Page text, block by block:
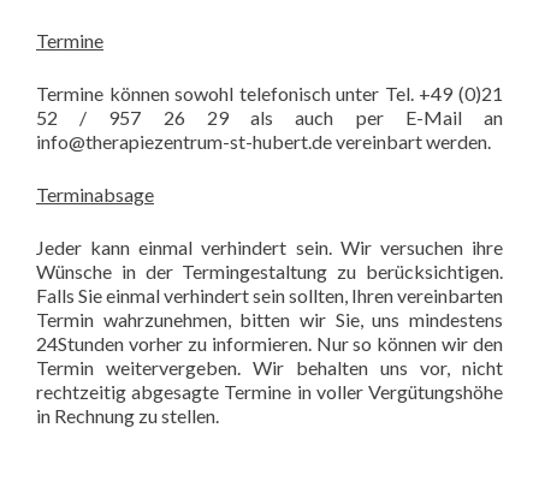
Termine
Termine können sowohl telefonisch unter Tel. +49 (0)21
52 / 957 26 29 als auch per E-Mail an
info@therapiezentrum-st-hubert.de vereinbart werden.
Terminabsage
Jeder kann einmal verhindert sein. Wir versuchen ihre
Wünsche in der Termingestaltung zu berücksichtigen.
Falls Sie einmal verhindert sein sollten, Ihren vereinbarten
Termin wahrzunehmen, bitten wir Sie, uns mindestens
24Stunden vorher zu informieren. Nur so können wir den
Termin weitervergeben. Wir behalten uns vor, nicht
rechtzeitig abgesagte Termine in voller Vergütungshöhe
in Rechnung zu stellen.